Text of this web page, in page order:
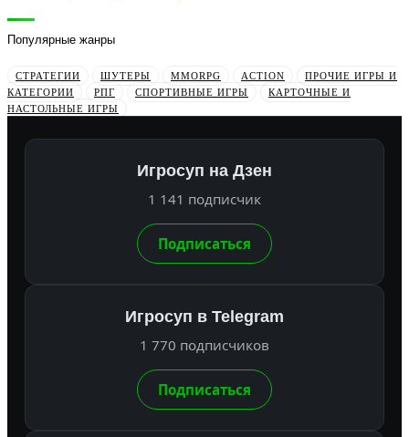
Популярные жанры
СТРАТЕГИИ ШУТЕРЫ MMORPG ACTION
ПРОЧИЕ ИГРЫ И
КАТЕГОРИИ
РПГ СПОРТИВНЫЕ ИГРЫ
КАРТОЧНЫЕ И
НАСТОЛЬНЫЕ ИГРЫ
Игросуп на Дзен
1 141 подписчик
Подписаться
Игросуп в Telegram
1 770 подписчиков
Подписаться